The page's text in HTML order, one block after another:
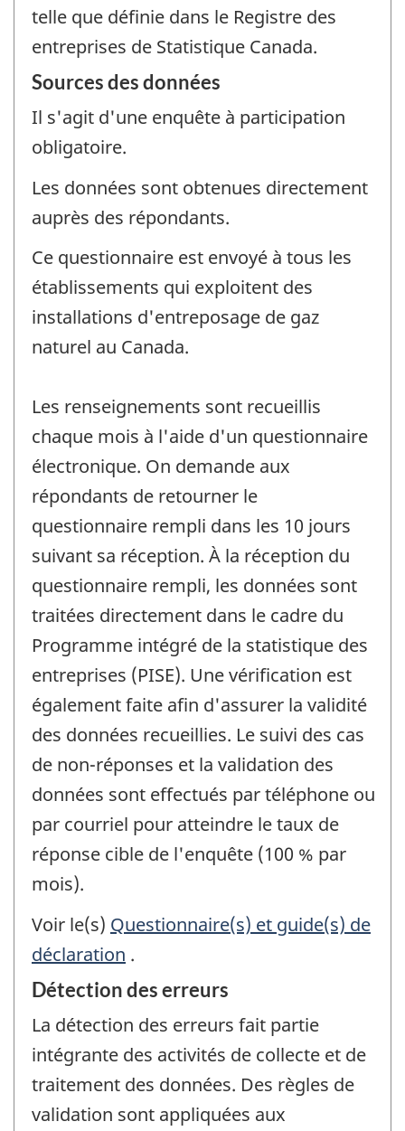
telle que définie dans le Registre des
entreprises de Statistique Canada.
Sources des données
Il s'agit d'une enquête à participation
obligatoire.
Les données sont obtenues directement
auprès des répondants.
Ce questionnaire est envoyé à tous les
établissements qui exploitent des
installations d'entreposage de gaz
naturel au Canada.
Les renseignements sont recueillis
chaque mois à l'aide d'un questionnaire
électronique. On demande aux
répondants de retourner le
questionnaire rempli dans les 10 jours
suivant sa réception. À la réception du
questionnaire rempli, les données sont
traitées directement dans le cadre du
Programme intégré de la statistique des
entreprises (PISE). Une vérification est
également faite afin d'assurer la validité
des données recueillies. Le suivi des cas
de non-réponses et la validation des
données sont effectués par téléphone ou
par courriel pour atteindre le taux de
réponse cible de l'enquête (100 % par
mois).
Voir le(s) Questionnaire(s) et guide(s) de
déclaration .
Détection des erreurs
La détection des erreurs fait partie
intégrante des activités de collecte et de
traitement des données. Des règles de
validation sont appliquées aux